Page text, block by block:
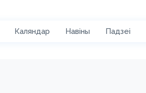
Каляндар Навіны Падзеі